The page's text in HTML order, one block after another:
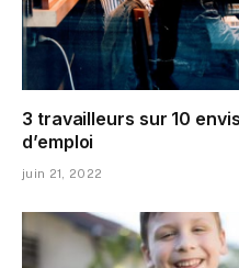
3 travailleurs sur 10
d’emploi
juin 21, 2022